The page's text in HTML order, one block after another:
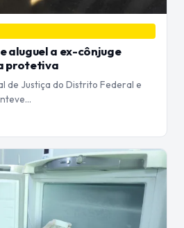
aluguel a ex-cônjuge
protetiva
de Justiça do Distrito Federal e